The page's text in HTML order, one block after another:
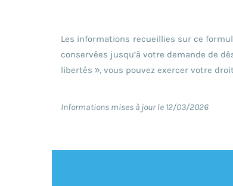
Les informations recueillies sur ce
conservées jusqu’à votre demande de
libertés », vous pouvez exercer votre
Informations mises à jour le 12/03/2026